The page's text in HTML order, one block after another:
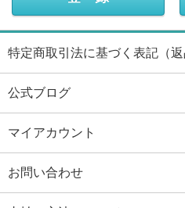
特定商取引法に基づく表記（返
公式ブログ
マイアカウント
お問い合わせ